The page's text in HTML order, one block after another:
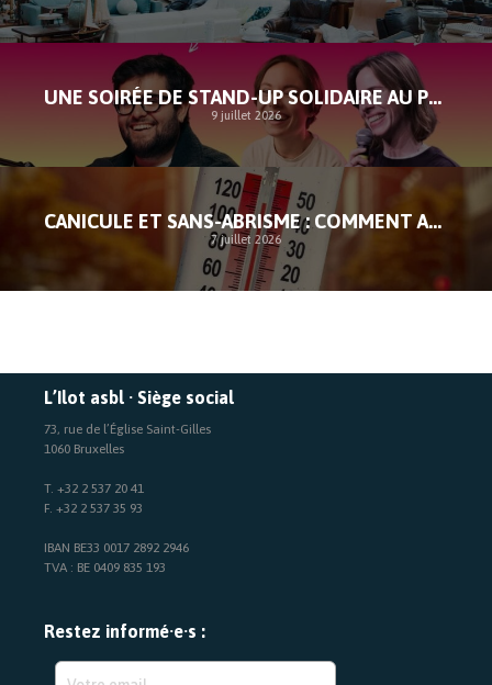
UNE SOIRÉE DE STAND-UP SOLIDAIRE AU PROFIT DE L’ILOT
9 juillet 2026
CANICULE ET SANS-ABRISME : COMMENT AGIR FACE À L’URGENCE
7 juillet 2026
L’Ilot asbl · Siège social
73, rue de l’Église Saint-Gilles
1060 Bruxelles
T. +32 2 537 20 41
F. +32 2 537 35 93
IBAN BE33 0017 2892 2946
TVA : BE 0409 835 193
Restez informé·e·s :